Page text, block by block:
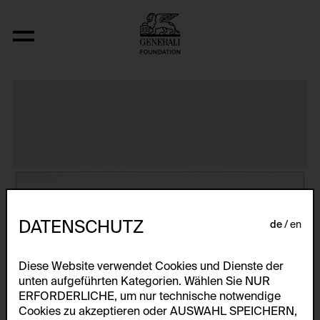
The Bowery in two inadequate
DATENSCHUTZ de en
Diese Website verwendet Cookies und Dienste der
unten aufgeführten Kategorien. Wählen Sie NUR
ERFORDERLICHE, um nur technische notwendige
Cookies zu akzeptieren oder AUSWAHL SPEICHERN,